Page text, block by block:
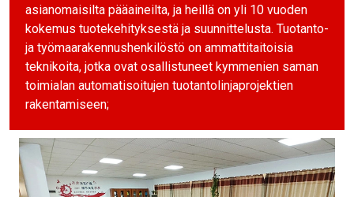
asianomaisilta pääaineilta, ja heillä on yli 10 vuoden
kokemus tuotekehityksestä ja suunnittelusta. Tuotanto-
ja työmaarakennushenkilöstö on ammattitaitoisia
teknikoita, jotka ovat osallistuneet kymmenien saman
toimialan automatisoitujen tuotantolinjaprojektien
rakentamiseen;